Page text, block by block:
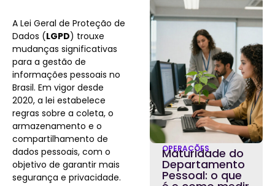
A Lei Geral de Proteção de
Dados (LGPD) trouxe
mudanças significativas
para a gestão de
informações pessoais no
Brasil. Em vigor desde
2020, a lei estabelece
regras sobre a coleta, o
armazenamento e o
compartilhamento de
dados pessoais, com o
objetivo de garantir mais
segurança e privacidade.
OPERAÇÕES
Maturidade do
Departamento
Pessoal: o que